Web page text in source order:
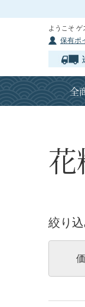
ようこそ ゲ
保有ポ
全
絞り